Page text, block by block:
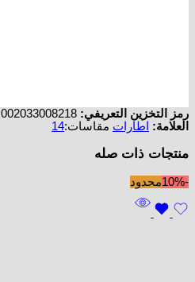
رمز التخزين التعريفي: 002033008218
العلامة: اطارات مقاسات:14
منتجات ذات صله
-10% محدود